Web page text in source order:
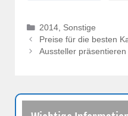
Kategorien
2014, Sonstige
Preise für die besten
Aussteller